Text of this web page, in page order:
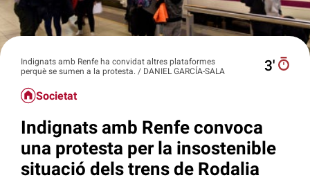
Indignats amb Renfe ha convidat altres plataformes
perquè se sumen a la protesta. / DANIEL GARCÍA-SALA
3′
Societat
Indignats amb Renfe convoca
una protesta per la insostenible
situació dels trens de Rodalia